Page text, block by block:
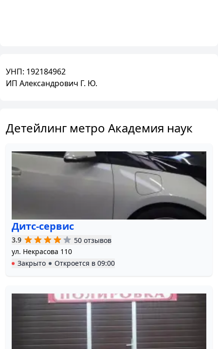
УНП: 192184962
ИП Александрович Г. Ю.
Детейлинг метро Академия наук
Дитс-cервис
3.9
50 отзывов
ул. Некрасова 110
Закрыто
Откроется в 09:00